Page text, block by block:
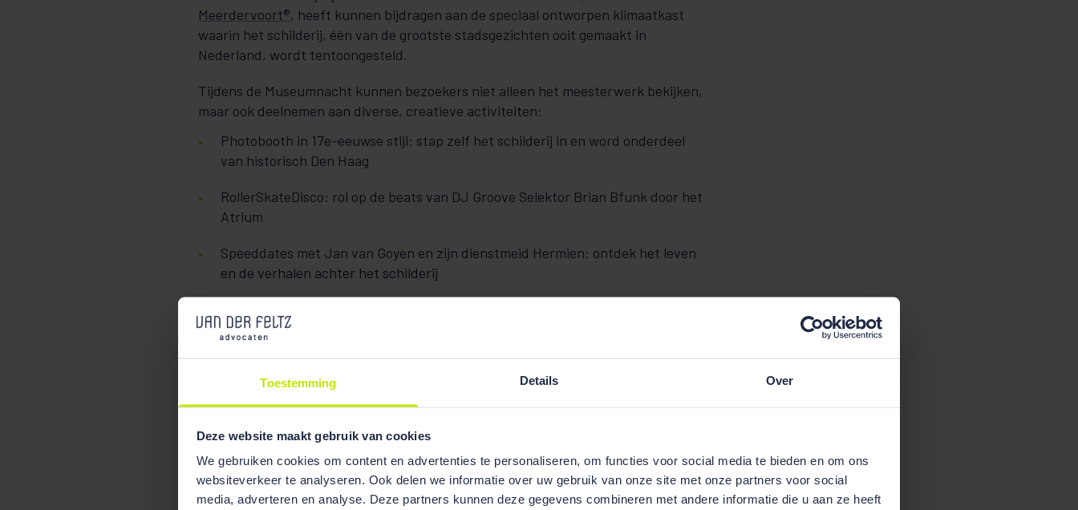
Toestemming Details Over
Deze website maakt gebruik van cookies
We gebruiken cookies om content en advertenties te personaliseren, om functies voor social media te bieden en om ons
websiteverkeer te analyseren. Ook delen we informatie over uw gebruik van onze site met onze partners voor social
media, adverteren en analyse. Deze partners kunnen deze gegevens combineren met andere informatie die u aan ze heeft
Meerdervoort®, heeft kunnen bijdragen aan de speciaal ontworpen klimaatkast
waarin het schilderij, één van de grootste stadsgezichten ooit gemaakt in
Nederland, wordt tentoongesteld.
Tijdens de Museumnacht kunnen bezoekers niet alleen het meesterwerk bekijken,
maar ook deelnemen aan diverse, creatieve activiteiten:
Photobooth in 17e-eeuwse stijl: stap zelf het schilderij in en word onderdeel
van historisch Den Haag
RollerSkateDisco: rol op de beats van DJ Groove Selektor Brian Bfunk door het
Atrium
Speeddates met Jan van Goyen en zijn dienstmeid Hermien: ontdek het leven
en de verhalen achter het schilderij
moderne variant van Van Goyens werk
Kijk voor meer informatie over de activiteiten in het Atrium tijdens de
Museumnacht Den Haag - Atrium City Hall